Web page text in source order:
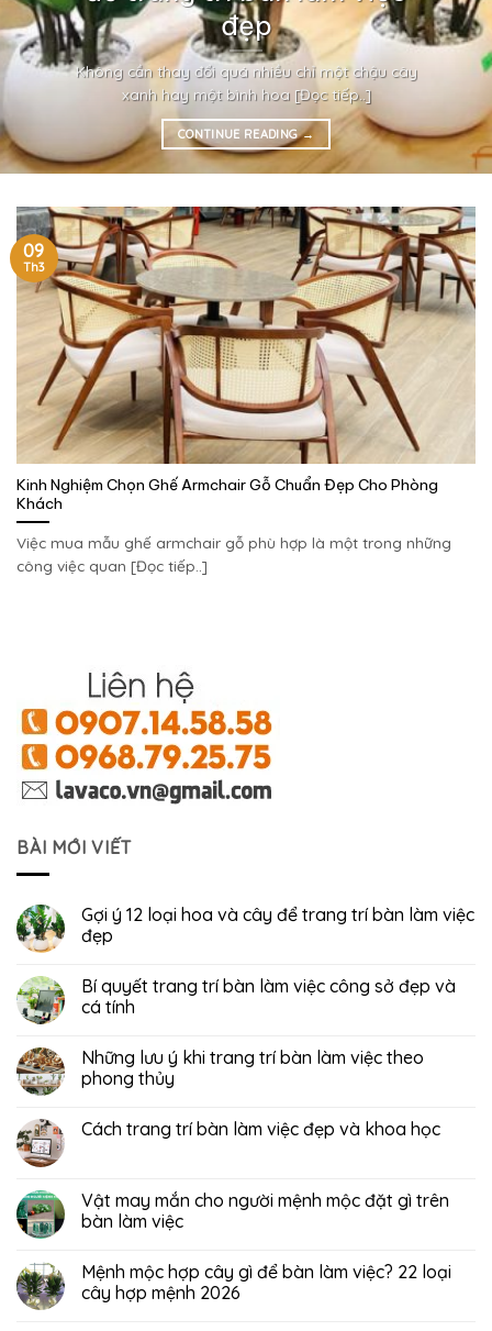
đẹp
Không cần thay đổi quá nhiều chỉ một chậu cây
xanh hay một bình hoa [Đọc tiếp..]
CONTINUE READING→
Kinh Nghiệm Chọn Ghế Armchair Gỗ Chuẩn Đẹp Cho Phòng
Khách
Việc mua mẫu ghế armchair gỗ phù hợp là một trong những
công việc quan [Đọc tiếp..]
09
Th3
BÀI MỚI VIẾT
Gợi ý 12 loại hoa và cây để trang trí bàn làm việc
đẹp
Bí quyết trang trí bàn làm việc công sở đẹp và
cá tính
Những lưu ý khi trang trí bàn làm việc theo
phong thủy
Cách trang trí bàn làm việc đẹp và khoa học
Vật may mắn cho người mệnh mộc đặt gì trên
bàn làm việc
Mệnh mộc hợp cây gì để bàn làm việc? 22 loại
cây hợp mệnh 2026